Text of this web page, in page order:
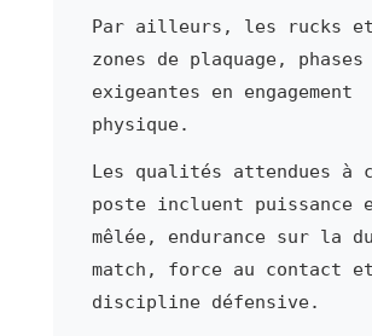
Par ailleurs, les rucks
zones de plaquage, phases
exigeantes en engagement
physique.
Les qualités attendues à
poste incluent puissance
mêlée, endurance sur la
match, force au contact et
discipline défensive.